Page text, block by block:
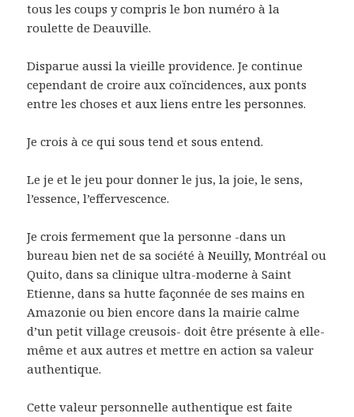
tous les coups y compris le bon numéro à la
roulette de Deauville.
Disparue aussi la vieille providence. Je continue
cependant de croire aux coïncidences, aux ponts
entre les choses et aux liens entre les personnes.
Je crois à ce qui sous tend et sous entend.
Le je et le jeu pour donner le jus, la joie, le sens,
l’essence, l’effervescence.
Je crois fermement que la personne -dans un
bureau bien net de sa société à Neuilly, Montréal ou
Quito, dans sa clinique ultra-moderne à Saint
Etienne, dans sa hutte façonnée de ses mains en
Amazonie ou bien encore dans la mairie calme
d’un petit village creusois- doit être présente à elle-
même et aux autres et mettre en action sa valeur
authentique.
Cette valeur personnelle authentique est faite